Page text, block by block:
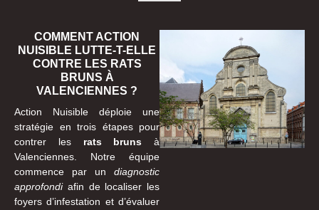
COMMENT ACTION
NUISIBLE LUTTE-T-ELLE
CONTRE LES RATS
BRUNS À
VALENCIENNES ?
Action Nuisible déploie une
stratégie en trois étapes pour
contrer les rats bruns à
Valenciennes. Notre équipe
commence par un diagnostic
approfondiafin de localiser les
foyers d’infestation et d’évaluer